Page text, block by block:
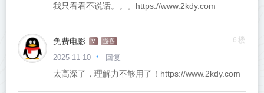
我只看看不说话。。。https://www.2kdy.com
免费电影 V 游客 6楼
2025-11-10 回复
太高深了，理解力不够用了！https://www.2kdy.com